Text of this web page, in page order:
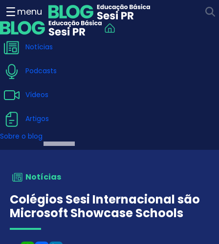
Colégios Sesi
menu
Notícias
Podcasts
Vídeos
Artigos
Sobre o blog
Notícias
Colégios Sesi Internacional são
Microsoft Showcase Schools